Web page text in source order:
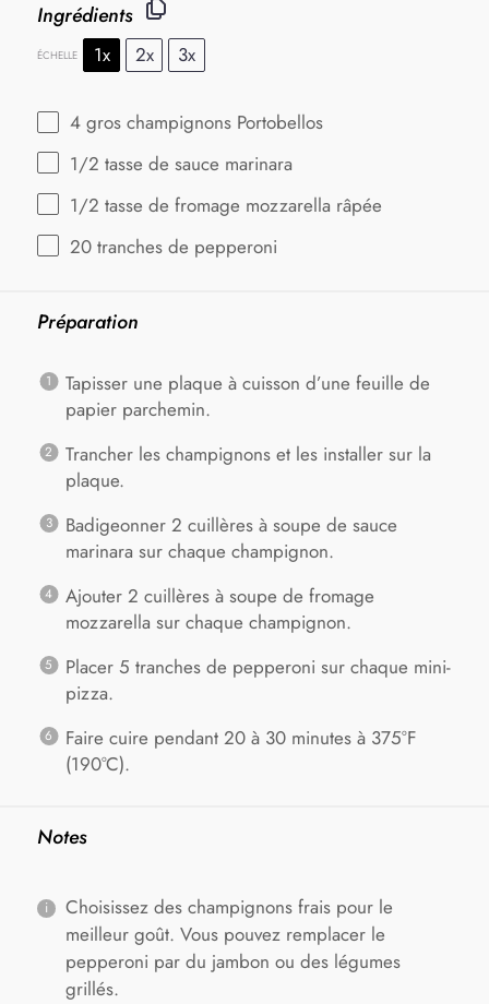
Ingrédients
ÉCHELLE 1x 2x 3x
4 gros champignons Portobellos
1/2 tasse de sauce marinara
1/2 tasse de fromage mozzarella râpée
20 tranches de pepperoni
Préparation
Tapisser une plaque à cuisson d’une feuille de
papier parchemin.
Trancher les champignons et les installer sur la
plaque.
Badigeonner 2 cuillères à soupe de sauce
marinara sur chaque champignon.
Ajouter 2 cuillères à soupe de fromage
mozzarella sur chaque champignon.
Placer 5 tranches de pepperoni sur chaque mini-
pizza.
Faire cuire pendant 20 à 30 minutes à 375°F
(190°C).
Notes
Choisissez des champignons frais pour le
meilleur goût. Vous pouvez remplacer le
pepperoni par du jambon ou des légumes
grillés.